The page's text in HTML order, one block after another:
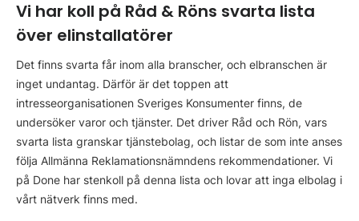
Vi har koll på Råd & Röns svarta lista
över elinstallatörer
Det finns svarta får inom alla branscher, och elbranschen är
inget undantag. Därför är det toppen att
intresseorganisationen Sveriges Konsumenter finns, de
undersöker varor och tjänster. Det driver Råd och Rön, vars
svarta lista granskar tjänstebolag, och listar de som inte anses
följa Allmänna Reklamationsnämndens rekommendationer. Vi
på Done har stenkoll på denna lista och lovar att inga elbolag i
vårt nätverk finns med.